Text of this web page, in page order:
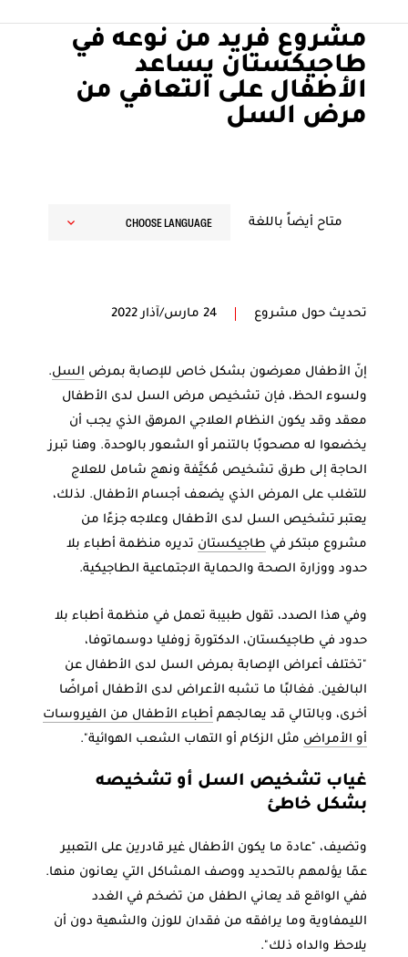
© JASŇA RIEGEROVÁ/MSF
مشروع فريد من نوعه في
طاجيكستان يساعد
الأطفال على التعافي من
مرض السل
متاح أيضاً باللغة CHOOSE LANGUAGE
تحديث حول مشروع 24 مارس/آذار 2022
إنّ الأطفال معرضون بشكل خاص للإصابة بمرض السل.
ولسوء الحظ، فإن تشخيص مرض السل لدى الأطفال
معقد وقد يكون النظام العلاجي المرهق الذي يجب أن
يخضعوا له مصحوبًا بالتنمر أو الشعور بالوحدة. وهنا تبرز
الحاجة إلى طرق تشخيص مُكيَّفة ونهج شامل للعلاج
للتغلب على المرض الذي يضعف أجسام الأطفال. لذلك،
يعتبر تشخيص السل لدى الأطفال وعلاجه جزءًا من
مشروع مبتكر في طاجيكستان تديره منظمة أطباء بلا
حدود ووزارة الصحة والحماية الاجتماعية الطاجيكية.
وفي هذا الصدد، تقول طبيبة تعمل في منظمة أطباء بلا
حدود في طاجيكستان، الدكتورة زوفليا دوسماتوفا،
"تختلف أعراض الإصابة بمرض السل لدى الأطفال عن
البالغين. فغالبًا ما تشبه الأعراض لدى الأطفال أمراضًا
أخرى، وبالتالي قد يعالجهم أطباء الأطفال من الفيروسات
أو الأمراض مثل الزكام أو التهاب الشعب الهوائية".
غياب تشخيص السل أو تشخيصه
بشكل خاطئ
وتضيف، "عادة ما يكون الأطفال غير قادرين على التعبير
عمّا يؤلمهم بالتحديد ووصف المشاكل التي يعانون منها.
ففي الواقع قد يعاني الطفل من تضخم في الغدد
الليمفاوية وما يرافقه من فقدان للوزن والشهية دون أن
يلاحظ والداه ذلك".